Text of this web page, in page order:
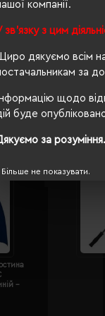
компанії.
зв'язку з цим
дякуємо всім
за
щодо
буде
за розуміння.
Більше не показувати.
автомат
-